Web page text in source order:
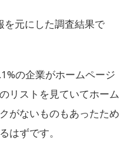
元にした調査結果で
の企業がホームページ
リストを見ていてホーム
がないものもあったため
はずです。